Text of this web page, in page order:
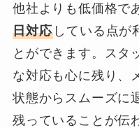
他社よりも低価格で
日対応 している点が
とができます。スタ
な対応も心に残り、
状態からスムーズに
残っていることが伝